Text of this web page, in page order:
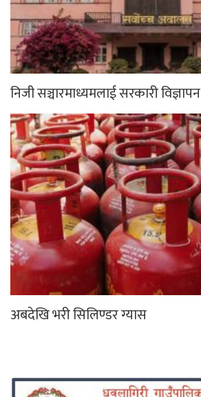
निजी सञ्चारमाध्यमलाई सरकारी विज्ञापन
अबदेखि भरी सिलिण्डर ग्यास